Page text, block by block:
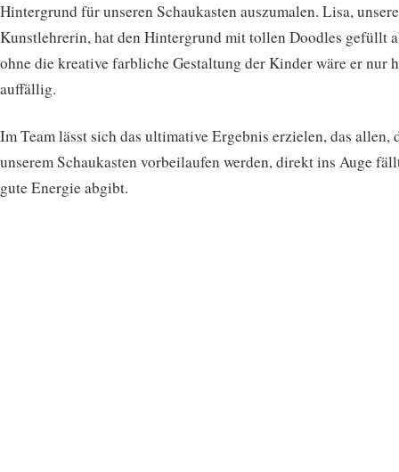
Hintergrund für unseren Schaukasten auszumalen. Lisa, unsere
Kunstlehrerin, hat den Hintergrund mit tollen Doodles gefüllt
ohne die kreative farbliche Gestaltung der Kinder wäre er nur
auffällig.
Im Team lässt sich das ultimative Ergebnis erzielen, das allen,
unserem Schaukasten vorbeilaufen werden, direkt ins Auge
gute Energie abgibt.